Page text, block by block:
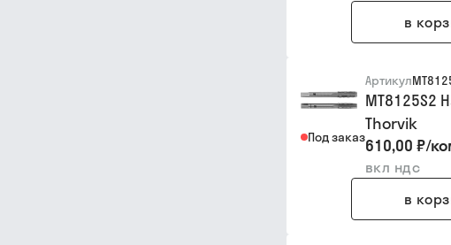
в
Под заказ
Артикул
MT8125S2
Thorvik
610,00 ₽/
вкл ндс
в